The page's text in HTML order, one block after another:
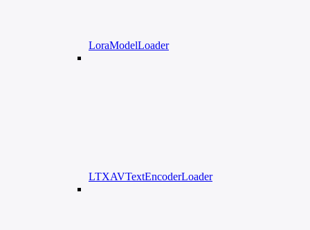
LoraModelLoader
LTXAVTextEncoderLoader